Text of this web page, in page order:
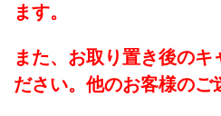
ます。
また、お取り置き後のキ
ださい。他のお客様のご